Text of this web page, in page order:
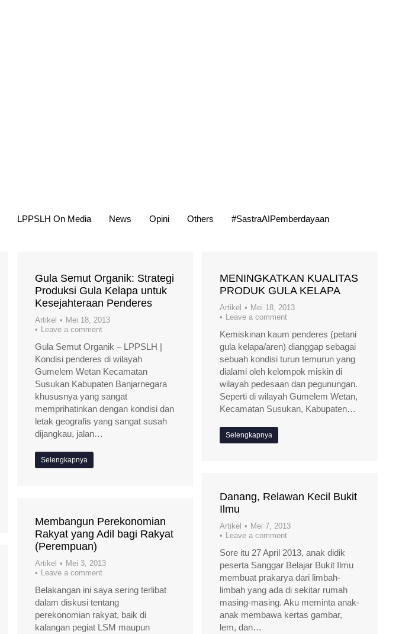
LPPSLH On Media News Opini Others #SastraAIPemberdayaan
Gula Semut Organik: Strategi
Produksi Gula Kelapa untuk
Kesejahteraan Penderes
Artikel
Mei 18, 2013
Leave a comment
Gula Semut Organik – LPPSLH |
Kondisi penderes di wilayah
Gumelem Wetan Kecamatan
Susukan Kabupaten Banjarnegara
khususnya yang sangat
memprihatinkan dengan kondisi dan
letak geografis yang sangat susah
dijangkau, jalan…
Selengkapnya
MENINGKATKAN KUALITAS
PRODUK GULA KELAPA
Artikel
Mei 18, 2013
Leave a comment
Kemiskinan kaum penderes (petani
gula kelapa/aren) dianggap sebagai
sebuah kondisi turun temurun yang
dialami oleh kelompok miskin di
wilayah pedesaan dan pegunungan.
Seperti di wilayah Gumelem Wetan,
Kecamatan Susukan, Kabupaten…
Selengkapnya
Danang, Relawan Kecil Bukit
Ilmu
Artikel
Mei 7, 2013
Leave a comment
Sore itu 27 April 2013, anak didik
peserta Sanggar Belajar Bukit Ilmu
membuat prakarya dari limbah-
limbah yang ada di sekitar rumah
masing-masing. Aku meminta anak-
anak membawa kertas gambar,
lem, dan…
Membangun Perekonomian
Rakyat yang Adil bagi Rakyat
(Perempuan)
Artikel
Mei 3, 2013
Leave a comment
Belakangan ini saya sering terlibat
dalam diskusi tentang
perekonomian rakyat, baik di
kalangan pegiat LSM maupun